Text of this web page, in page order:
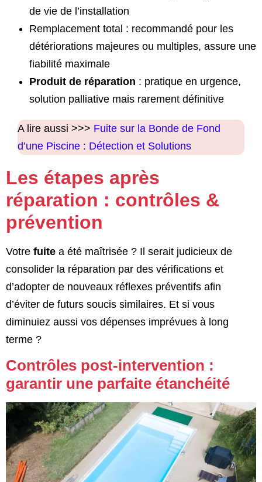
de vie de l’installation
Remplacement total : recommandé pour les
détériorations majeures ou multiples, assure une
fiabilité maximale
Produit de réparation : pratique en urgence,
solution palliative mais rarement définitive
A lire aussi >>> Fuite sur la Bonde de Fond
d’une Piscine : Détection et Solutions
Les étapes après
réparation : contrôles &
prévention
Votre fuite a été maîtrisée ? Il serait judicieux de
consolider la réparation par des vérifications et
d’adopter de nouveaux réflexes préventifs afin
d’éviter de futurs soucis similaires. Et si vous
diminuiez aussi vos dépenses imprévues à long
terme ?
Contrôles post-intervention :
garantir une parfaite étanchéité